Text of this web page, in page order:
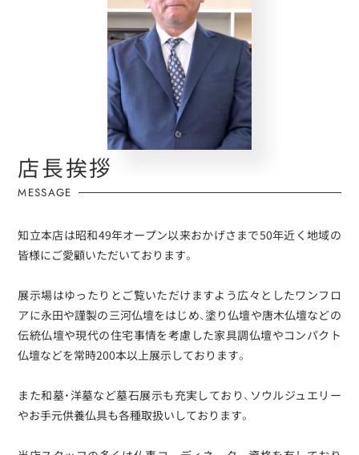
店長挨拶
MESSAGE
知立本店は昭和49年オープン以来おかげさまで50年近く地域の
皆様にご愛顧いただいております。
展示場はゆったりとご覧いただけますよう広々としたワンフロ
アに永田や謹製の三河仏壇をはじめ、塗り仏壇や唐木仏壇などの
伝統仏壇や現代の住宅事情を考慮した家具調仏壇やコンパクト
仏壇などを常時200本以上展示しております。
また和墓・洋墓など墓石展示も充実しており、ソウルジュエリー
やお手元供養仏具も各種取扱いしております。